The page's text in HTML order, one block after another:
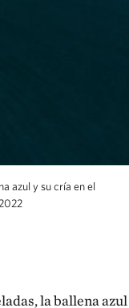
azul y su cría en el
la ballena azul